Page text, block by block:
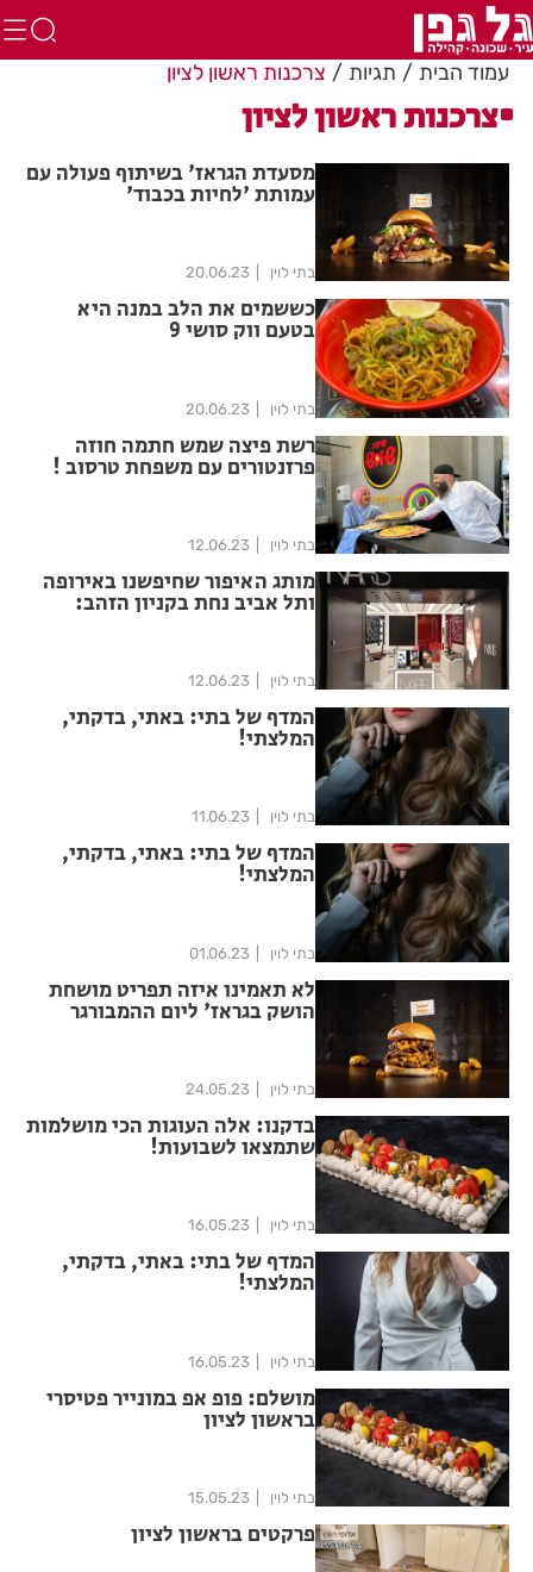
עמוד הבית תגיות צרכנות ראשון לציון
צרכנות ראשון לציון
מסעדת הגראז' בשיתוף פעולה עם
עמותת 'לחיות בכבוד'
בתי לוין 20.06.23
כששמים את הלב במנה היא
בטעם ווק סושי 9
בתי לוין 20.06.23
רשת פיצה שמש חתמה חוזה
פרזנטורים עם משפחת טרסוב !
בתי לוין 12.06.23
מותג האיפור שחיפשנו באירופה
ותל אביב נחת בקניון הזהב:
בתי לוין 12.06.23
המדף של בתי: באתי, בדקתי,
המלצתי!
בתי לוין 11.06.23
המדף של בתי: באתי, בדקתי,
המלצתי!
בתי לוין 01.06.23
לא תאמינו איזה תפריט מושחת
הושק בגראז' ליום ההמבורגר
בתי לוין 24.05.23
בדקנו: אלה העוגות הכי מושלמות
שתמצאו לשבועות!
בתי לוין 16.05.23
המדף של בתי: באתי, בדקתי,
המלצתי!
בתי לוין 16.05.23
מושלם: פופ אפ במונייר פטיסרי
בראשון לציון
בתי לוין 15.05.23
פרקטים בראשון לציון